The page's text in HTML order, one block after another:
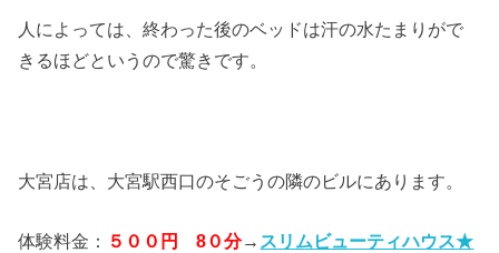
人によっては、終わった後のベッドは汗の水たまりがで
きるほどというので驚きです。
大宮店は、大宮駅西口のそごうの隣のビルにあります。
体験料金： ５００円 8０分→ スリムビューティハウス★